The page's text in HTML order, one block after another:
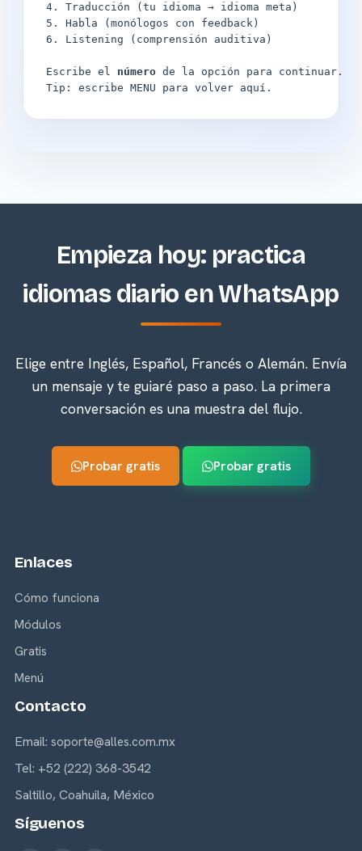
4. Traducción (tu idioma → idioma meta)
5. Habla (monólogos con feedback)
6. Listening (comprensión auditiva)
Escribe el número de la opción para continuar.
Tip: escribe MENU para volver aquí.
Empieza hoy: practica
idiomas diario en WhatsApp
Elige entre Inglés, Español, Francés o Alemán. Envía
un mensaje y te guiaré paso a paso. La primera
conversación es una muestra del flujo.
Probar gratis Probar gratis
Enlaces
Cómo funciona
Módulos
Gratis
Menú
Contacto
Email: soporte@alles.com.mx
Tel: +52 (222) 368-3542
Saltillo, Coahuila, México
Síguenos